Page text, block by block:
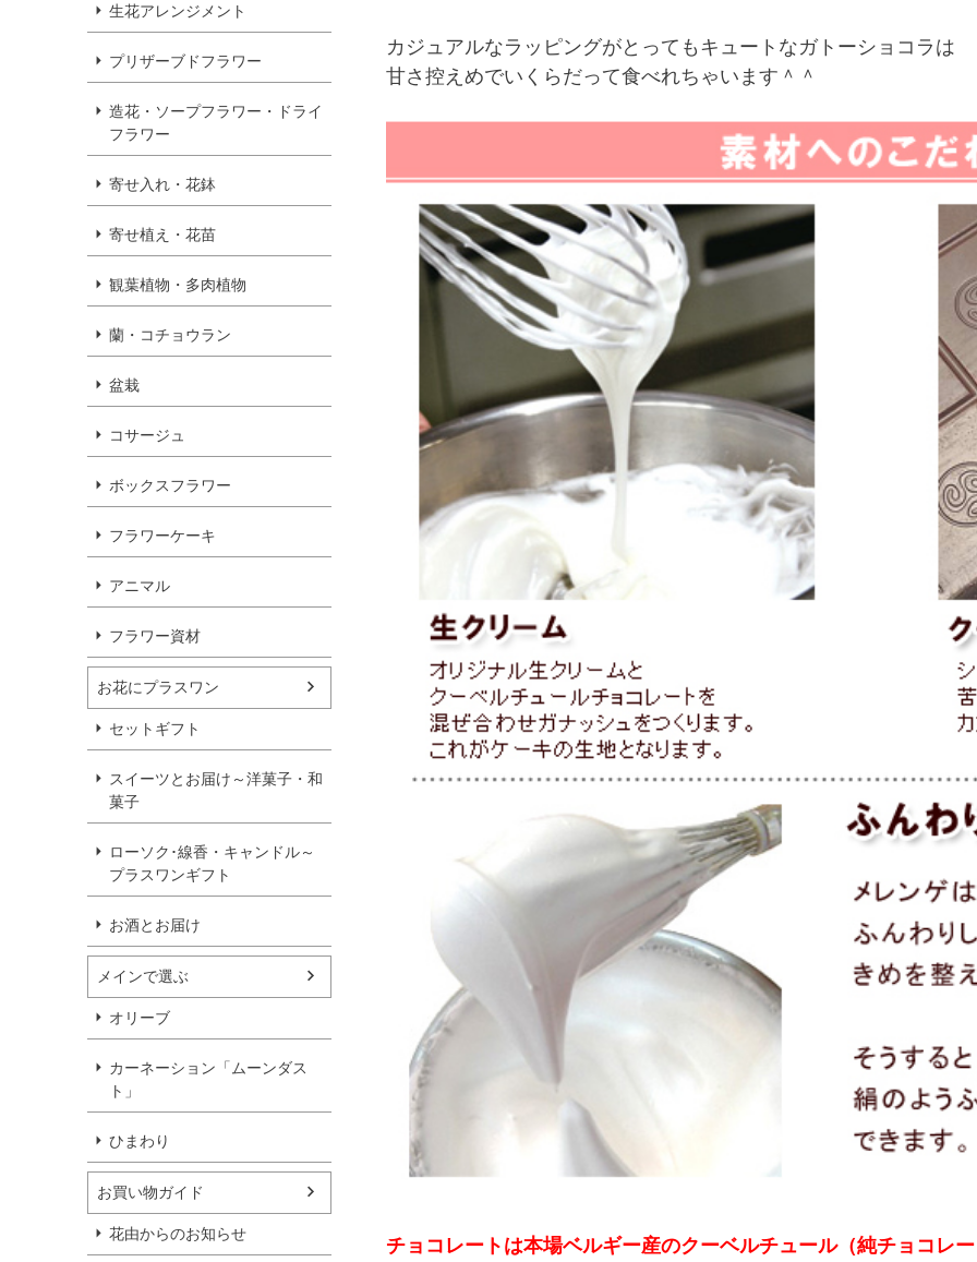
生花アレンジメント
プリザーブドフラワー
造花・ソープフラワー・ドライ
フラワー
寄せ入れ・花鉢
寄せ植え・花苗
観葉植物・多肉植物
蘭・コチョウラン
盆栽
コサージュ
ボックスフラワー
フラワーケーキ
アニマル
フラワー資材
お花にプラスワン
セットギフト
スイーツとお届け～洋菓子・和
菓子
ローソク･線香・キャンドル～
プラスワンギフト
お酒とお届け
メインで選ぶ
オリーブ
カーネーション「ムーンダス
ト」
ひまわり
お買い物ガイド
花由からのお知らせ
カジュアルなラッピングがとってもキュートなガトーショコラは
甘さ控えめでいくらだって食べれちゃいます＾＾
チョコレートは本場ベルギー産のクーベルチュール（純チョコレ